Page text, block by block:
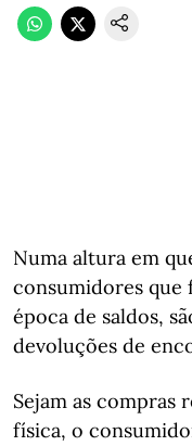
Numa altura em
consumidores que
época de saldos,
devoluções de
Sejam as compras
física, o